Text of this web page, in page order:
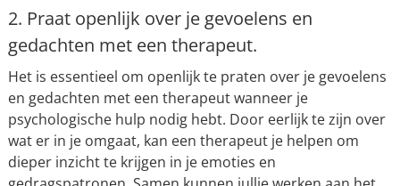
2. Praat openlijk over je gevoelens en
gedachten met een therapeut.
Het is essentieel om openlijk te praten over je gevoelens
en gedachten met een therapeut wanneer je
psychologische hulp nodig hebt. Door eerlijk te zijn over
wat er in je omgaat, kan een therapeut je helpen om
dieper inzicht te krijgen in je emoties en